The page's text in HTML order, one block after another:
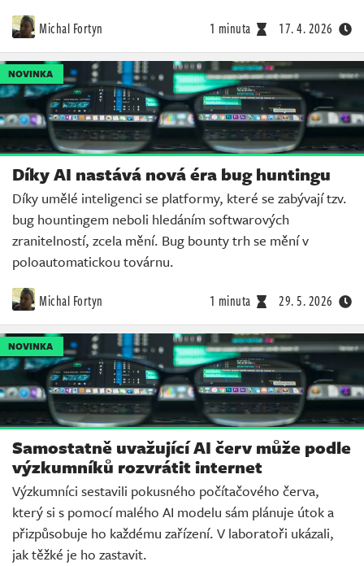
Michal Fortyn 1 minuta 17. 4. 2026
NOVINKA
Díky AI nastává nová éra bug huntingu
Díky umělé inteligenci se platformy, které se zabývají tzv.
bug hountingem neboli hledáním softwarových
zranitelností, zcela mění. Bug bounty trh se mění v
poloautomatickou továrnu.
Michal Fortyn 1 minuta 29. 5. 2026
NOVINKA
Samostatně uvažující AI červ může podle
výzkumníků rozvrátit internet
Výzkumníci sestavili pokusného počítačového červa,
který si s pomocí malého AI modelu sám plánuje útok a
přizpůsobuje ho každému zařízení. V laboratoři ukázali,
jak těžké je ho zastavit.